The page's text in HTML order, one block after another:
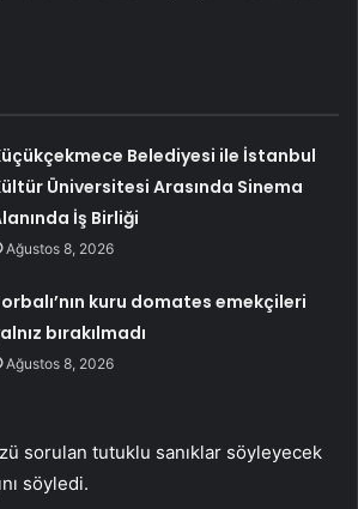
Belediyesi ile İstanbul
Üniversitesi Arasında Sinema
İş Birliği
Ağustos 8, 2026
kuru domates emekçileri
bırakılmadı
Ağustos 8, 2026
sorulan tutuklu sanıklar söyleyecek
söyledi.